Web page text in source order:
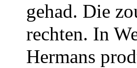
gehad. Die
rechten. In
Hermans